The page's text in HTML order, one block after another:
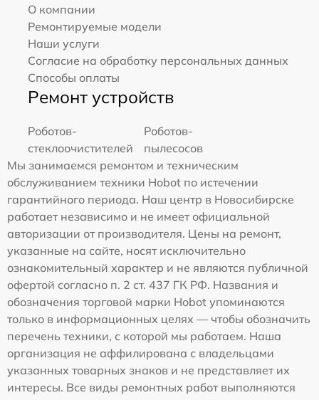
О компании
Ремонтируемые модели
Наши услуги
Согласие на обработку персональных данных
Способы оплаты
Ремонт устройств
Роботов-
стеклоочистителей
Роботов-
пылесосов
Мы занимаемся ремонтом и техническим
обслуживанием техники Hobot по истечении
гарантийного периода. Наш центр в Новосибирске
работает независимо и не имеет официальной
авторизации от производителя. Цены на ремонт,
указанные на сайте, носят исключительно
ознакомительный характер и не являются публичной
офертой согласно п. 2 ст. 437 ГК РФ. Названия и
обозначения торговой марки Hobot упоминаются
только в информационных целях — чтобы обозначить
перечень техники, с которой мы работаем. Наша
организация не аффилирована с владельцами
указанных товарных знаков и не представляет их
интересы. Все виды ремонтных работ выполняются